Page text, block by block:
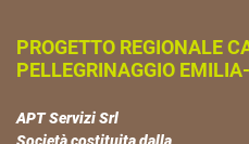
PROGETTO REGIONALE
PELLEGRINAGGIO
APT Servizi Srl
Società costituita dalla